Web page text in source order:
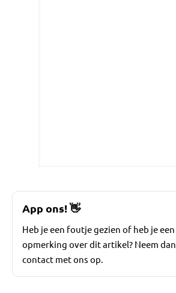
App ons!👋
Heb je een foutje gezien of heb je een
opmerking over dit artikel? Neem dan
contact met ons op.